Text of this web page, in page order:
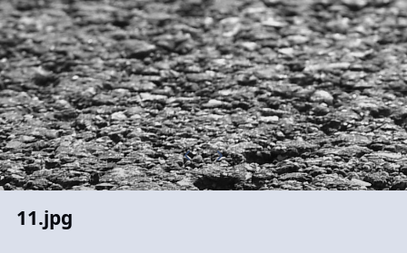
Previous carousel slide
Next carousel slide
11.jpg